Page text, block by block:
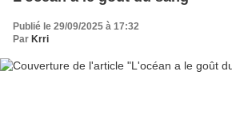
Publié le 29/09/2025 à 17:32
Par Krri